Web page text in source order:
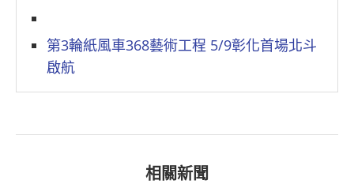
第3輪紙風車368藝術工程 5/9彰化首場北斗
啟航
相關新聞